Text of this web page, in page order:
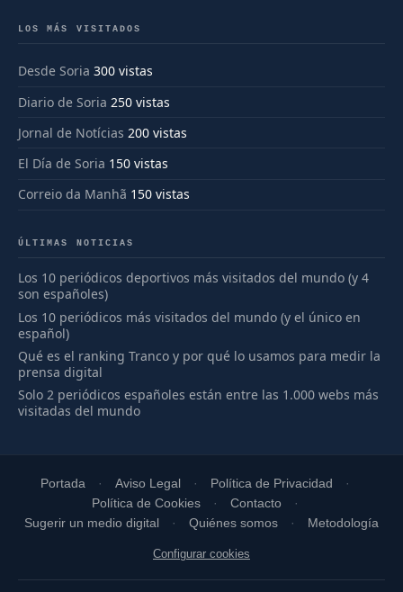
LOS MÁS VISITADOS
Desde Soria 300 vistas
Diario de Soria 250 vistas
Jornal de Notícias 200 vistas
El Día de Soria 150 vistas
Correio da Manhã 150 vistas
ÚLTIMAS NOTICIAS
Los 10 periódicos deportivos más visitados del mundo (y 4
son españoles)
Los 10 periódicos más visitados del mundo (y el único en
español)
Qué es el ranking Tranco y por qué lo usamos para medir la
prensa digital
Solo 2 periódicos españoles están entre las 1.000 webs más
visitadas del mundo
Portada Aviso Legal
Política de Privacidad
Política de Cookies
Contacto
Sugerir un medio digital
Quiénes somos Metodología
Configurar cookies